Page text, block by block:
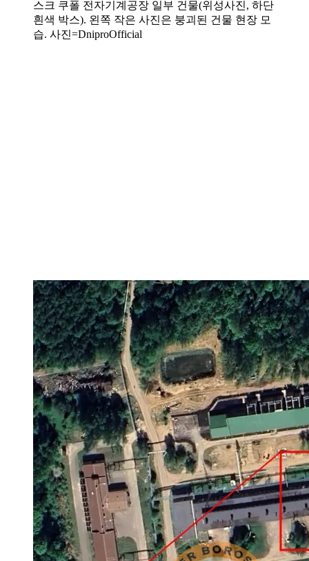
스크 쿠폴 전자기계공장 일부 건물(위성사진, 하단
흰색 박스). 왼쪽 작은 사진은 붕괴된 건물 현장 모
습. 사진=DniproOfficial